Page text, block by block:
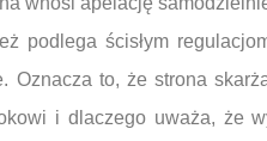
podlega ścisłym
Oznacza to, że strona
i dlaczego uważa, że